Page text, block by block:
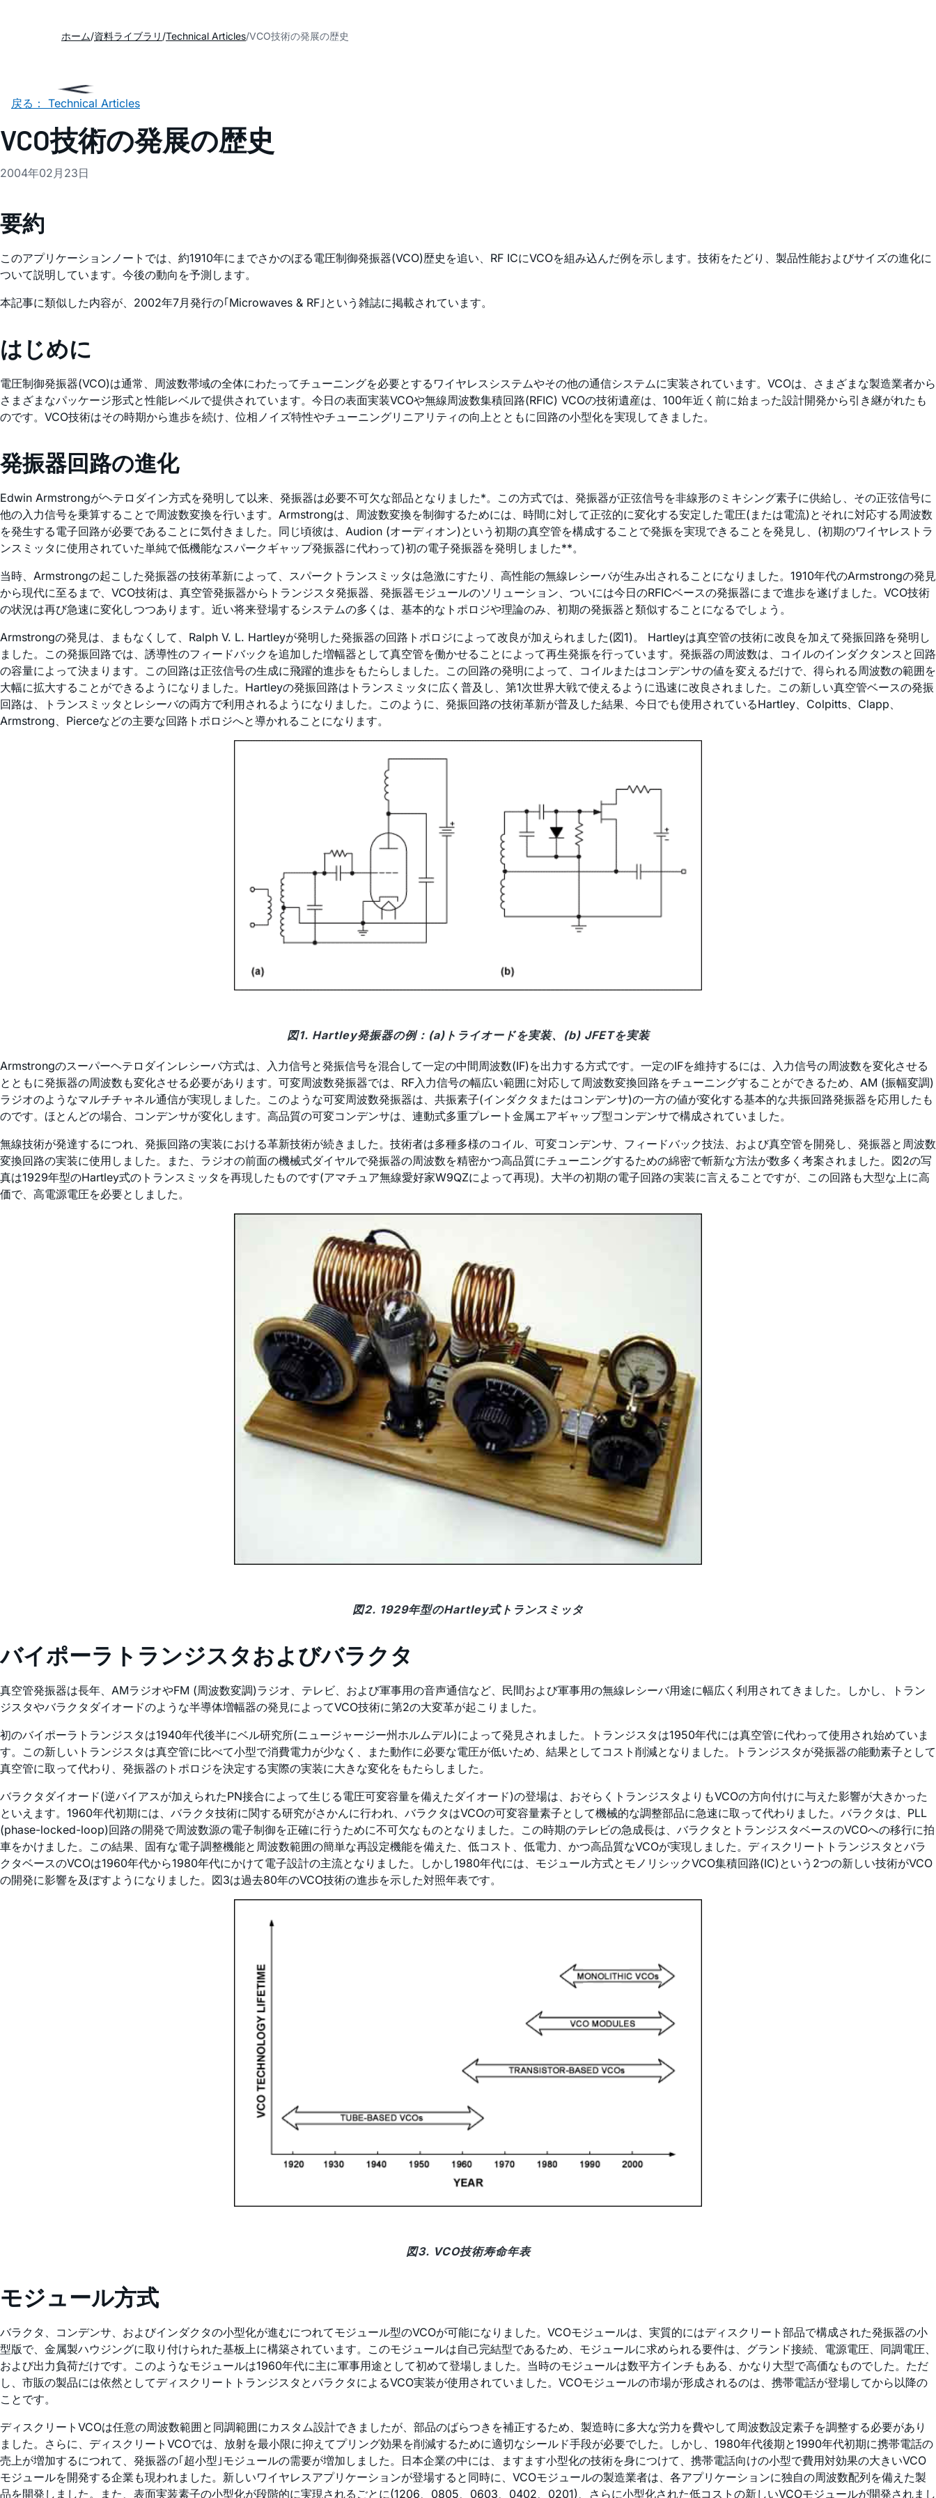
ホーム 資料ライブラリ Technical Articles VCO技術の発展の歴史
戻る： Technical Articles
VCO技術の発展の歴史
2004年02月23日
要約
このアプリケーションノートでは、約1910年にまでさかのぼる電圧制御発振器(VCO)歴史を追い、RF ICにVCOを組み込んだ例を示します。技術をたどり、製品性能およびサイズの進化に
ついて説明しています。今後の動向を予測します。
本記事に類似した内容が、2002年7月発行の｢Microwaves & RF｣という雑誌に掲載されています。
はじめに
電圧制御発振器(VCO)は通常、周波数帯域の全体にわたってチューニングを必要とするワイヤレスシステムやその他の通信システムに実装されています。VCOは、さまざまな製造業者から
さまざまなパッケージ形式と性能レベルで提供されています。今日の表面実装VCOや無線周波数集積回路(RFIC) VCOの技術遺産は、100年近く前に始まった設計開発から引き継がれたも
のです。VCO技術はその時期から進歩を続け、位相ノイズ特性やチューニングリニアリティの向上とともに回路の小型化を実現してきました。
発振器回路の進化
Edwin Armstrongがヘテロダイン方式を発明して以来、発振器は必要不可欠な部品となりました*。この方式では、発振器が正弦信号を非線形のミキシング素子に供給し、その正弦信号に
他の入力信号を乗算することで周波数変換を行います。Armstrongは、周波数変換を制御するためには、時間に対して正弦的に変化する安定した電圧(または電流)とそれに対応する周波数
を発生する電子回路が必要であることに気付きました。同じ頃彼は、Audion (オーディオン)という初期の真空管を構成することで発振を実現できることを発見し、(初期のワイヤレストラ
ンスミッタに使用されていた単純で低機能なスパークギャップ発振器に代わって)初の電子発振器を発明しました**。
当時、Armstrongの起こした発振器の技術革新によって、スパークトランスミッタは急激にすたり、高性能の無線レシーバが生み出されることになりました。1910年代のArmstrongの発見
から現代に至るまで、VCO技術は、真空管発振器からトランジスタ発振器、発振器モジュールのソリューション、ついには今日のRFICベースの発振器にまで進歩を遂げました。VCO技術
の状況は再び急速に変化しつつあります。近い将来登場するシステムの多くは、基本的なトポロジや理論のみ、初期の発振器と類似することになるでしょう。
Armstrongの発見は、まもなくして、Ralph V. L. Hartleyが発明した発振器の回路トポロジによって改良が加えられました(図1)。 Hartleyは真空管の技術に改良を加えて発振回路を発明し
ました。この発振回路では、誘導性のフィードバックを追加した増幅器として真空管を働かせることによって再生発振を行っています。発振器の周波数は、コイルのインダクタンスと回路
の容量によって決まります。この回路は正弦信号の生成に飛躍的進歩をもたらしました。この回路の発明によって、コイルまたはコンデンサの値を変えるだけで、得られる周波数の範囲を
大幅に拡大することができるようになりました。Hartleyの発振回路はトランスミッタに広く普及し、第1次世界大戦で使えるように迅速に改良されました。この新しい真空管ベースの発振
回路は、トランスミッタとレシーバの両方で利用されるようになりました。このように、発振回路の技術革新が普及した結果、今日でも使用されているHartley、Colpitts、Clapp、
Armstrong、Pierceなどの主要な回路トポロジへと導かれることになります。
図1. Hartley発振器の例：(a)トライオードを実装、(b) JFETを実装
Armstrongのスーパーヘテロダインレシーバ方式は、入力信号と発振信号を混合して一定の中間周波数(IF)を出力する方式です。一定のIFを維持するには、入力信号の周波数を変化させる
とともに発振器の周波数も変化させる必要があります。可変周波数発振器では、RF入力信号の幅広い範囲に対応して周波数変換回路をチューニングすることができるため、AM (振幅変調)
ラジオのようなマルチチャネル通信が実現しました。このような可変周波数発振器は、共振素子(インダクタまたはコンデンサ)の一方の値が変化する基本的な共振回路発振器を応用したも
のです。ほとんどの場合、コンデンサが変化します。高品質の可変コンデンサは、連動式多重プレート金属エアギャップ型コンデンサで構成されていました。
無線技術が発達するにつれ、発振回路の実装における革新技術が続きました。技術者は多種多様のコイル、可変コンデンサ、フィードバック技法、および真空管を開発し、発振器と周波数
変換回路の実装に使用しました。また、ラジオの前面の機械式ダイヤルで発振器の周波数を精密かつ高品質にチューニングするための綿密で斬新な方法が数多く考案されました。図2の写
真は1929年型のHartley式のトランスミッタを再現したものです(アマチュア無線愛好家W9QZによって再現)。大半の初期の電子回路の実装に言えることですが、この回路も大型な上に高
価で、高電源電圧を必要としました。
図2. 1929年型のHartley式トランスミッタ
バイポーラトランジスタおよびバラクタ
真空管発振器は長年、AMラジオやFM (周波数変調)ラジオ、テレビ、および軍事用の音声通信など、民間および軍事用の無線レシーバ用途に幅広く利用されてきました。しかし、トラン
ジスタやバラクタダイオードのような半導体増幅器の発見によってVCO技術に第2の大変革が起こりました。
初のバイポーラトランジスタは1940年代後半にベル研究所(ニュージャージー州ホルムデル)によって発見されました。トランジスタは1950年代には真空管に代わって使用され始めていま
す。この新しいトランジスタは真空管に比べて小型で消費電力が少なく、また動作に必要な電圧が低いため、結果としてコスト削減となりました。トランジスタが発振器の能動素子として
真空管に取って代わり、発振器のトポロジを決定する実際の実装に大きな変化をもたらしました。
バラクタダイオード(逆バイアスが加えられたPN接合によって生じる電圧可変容量を備えたダイオード)の登場は、おそらくトランジスタよりもVCOの方向付けに与えた影響が大きかった
といえます。1960年代初期には、バラクタ技術に関する研究がさかんに行われ、バラクタはVCOの可変容量素子として機械的な調整部品に急速に取って代わりました。バラクタは、PLL
(phase-locked-loop)回路の開発で周波数源の電子制御を正確に行うために不可欠なものとなりました。この時期のテレビの急成長は、バラクタとトランジスタベースのVCOへの移行に拍
車をかけました。この結果、固有な電子調整機能と周波数範囲の簡単な再設定機能を備えた、低コスト、低電力、かつ高品質なVCOが実現しました。ディスクリートトランジスタとバラ
クタベースのVCOは1960年代から1980年代にかけて電子設計の主流となりました。しかし1980年代には、モジュール方式とモノリシックVCO集積回路(IC)という2つの新しい技術がVCO
の開発に影響を及ぼすようになりました。図3は過去80年のVCO技術の進歩を示した対照年表です。
図3. VCO技術寿命年表
モジュール方式
バラクタ、コンデンサ、およびインダクタの小型化が進むにつれてモジュール型のVCOが可能になりました。VCOモジュールは、実質的にはディスクリート部品で構成された発振器の小
型版で、金属製ハウジングに取り付けられた基板上に構築されています。このモジュールは自己完結型であるため、モジュールに求められる要件は、グランド接続、電源電圧、同調電圧、
および出力負荷だけです。このようなモジュールは1960年代に主に軍事用途として初めて登場しました。当時のモジュールは数平方インチもある、かなり大型で高価なものでした。ただ
し、市販の製品には依然としてディスクリートトランジスタとバラクタによるVCO実装が使用されていました。VCOモジュールの市場が形成されるのは、携帯電話が登場してから以降の
ことです。
ディスクリートVCOは任意の周波数範囲と同調範囲にカスタム設計できましたが、部品のばらつきを補正するため、製造時に多大な労力を費やして周波数設定素子を調整する必要があり
ました。さらに、ディスクリートVCOでは、放射を最小限に抑えてプリング効果を削減するために適切なシールド手段が必要でした。しかし、1980年代後期と1990年代初期に携帯電話の
売上が増加するにつれて、発振器の｢超小型｣モジュールの需要が増加しました。日本企業の中には、ますます小型化の技術を身につけて、携帯電話向けの小型で費用対効果の大きいVCO
モジュールを開発する企業も現われました。新しいワイヤレスアプリケーションが登場すると同時に、VCOモジュールの製造業者は、各アプリケーションに独自の周波数配列を備えた製
品を開発しました。また、表面実装素子の小型化が段階的に実現されるごとに(1206、0805、0603、0402、0201)、さらに小型化された低コストの新しいVCOモジュールが開発されまし